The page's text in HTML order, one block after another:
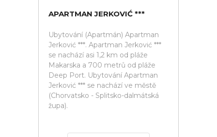
APARTMAN JERKOVIĆ ***
Ubytování (Apartmán) Apartman
Jerković ***. Apartman Jerković ***
se nachází asi 1,2 km od pláže
Makarska a 700 metrů od pláže
Deep Port. Ubytování Apartman
Jerković *** se nachází ve městě
(Chorvatsko - Splitsko-dalmátská
župa).